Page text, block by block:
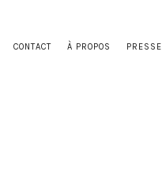
CONTACT À PROPOS PRESSE